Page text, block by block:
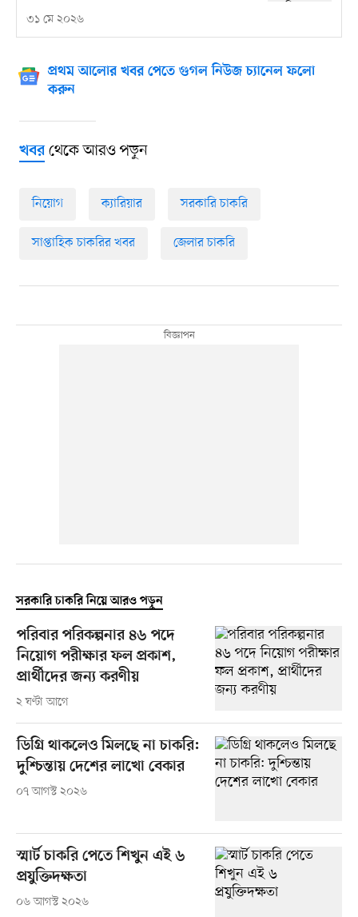
৩১ মে ২০২৬
প্রথম আলোর খবর পেতে গুগল নিউজ চ্যানেল ফলো
করুন
খবরথেকে আরও পড়ুন
নিয়োগ ক্যারিয়ার সরকারি চাকরি
সাপ্তাহিক চাকরির খবর জেলার চাকরি
সরকারি চাকরি নিয়ে আরও পড়ুন
পরিবার পরিকল্পনার ৪৬ পদে
নিয়োগ পরীক্ষার ফল প্রকাশ,
প্রার্থীদের জন্য করণীয়
২ ঘণ্টা আগে
ডিগ্রি থাকলেও মিলছে না চাকরি:
দুশ্চিন্তায় দেশের লাখো বেকার
০৭ আগস্ট ২০২৬
স্মার্ট চাকরি পেতে শিখুন এই ৬
প্রযুক্তিদক্ষতা
০৬ আগস্ট ২০২৬